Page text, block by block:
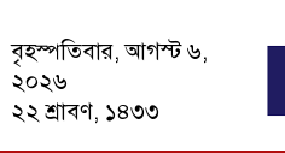
বৃহস্পতিবার, আগস্ট ৬,
২০২৬
২২ শ্রাবণ, ১৪৩৩